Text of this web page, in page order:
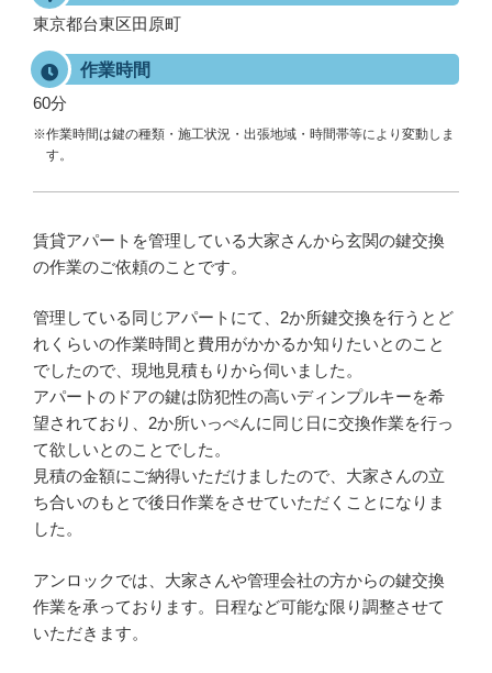
東京都台東区田原町
作業時間
60分
※作業時間は鍵の種類・施工状況・出張地域・時間帯等により変動しま
す。
賃貸アパートを管理している大家さんから玄関の鍵交換
の作業のご依頼のことです。
管理している同じアパートにて、2か所鍵交換を行うとど
れくらいの作業時間と費用がかかるか知りたいとのこと
でしたので、現地見積もりから伺いました。
アパートのドアの鍵は防犯性の高いディンプルキーを希
望されており、2か所いっぺんに同じ日に交換作業を行っ
て欲しいとのことでした。
見積の金額にご納得いただけましたので、大家さんの立
ち合いのもとで後日作業をさせていただくことになりま
した。
アンロックでは、大家さんや管理会社の方からの鍵交換
作業を承っております。日程など可能な限り調整させて
いただきます。